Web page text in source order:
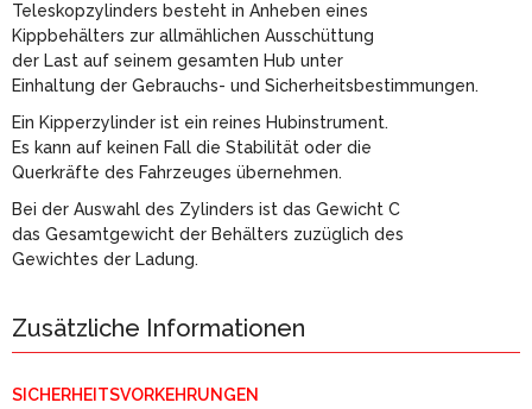
Teleskopzylinders besteht in Anheben eines
Kippbehälters zur allmählichen Ausschüttung
der Last auf seinem gesamten Hub unter
Einhaltung der Gebrauchs- und Sicherheitsbestimmungen.
Ein Kipperzylinder ist ein reines Hubinstrument.
Es kann auf keinen Fall die Stabilität oder die
Querkräfte des Fahrzeuges übernehmen.
Bei der Auswahl des Zylinders ist das Gewicht C
das Gesamtgewicht der Behälters zuzüglich des
Gewichtes der Ladung.
Zusätzliche Informationen
SICHERHEITSVORKEHRUNGEN